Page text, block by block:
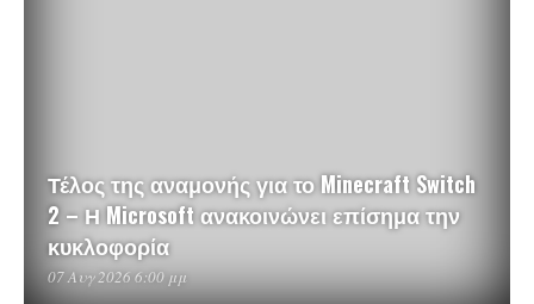
Τέλος της αναμονής για το Minecraft Switch
2 – Η Microsoft ανακοινώνει επίσημα την
κυκλοφορία
07 Αυγ 2026 6:00 μμ